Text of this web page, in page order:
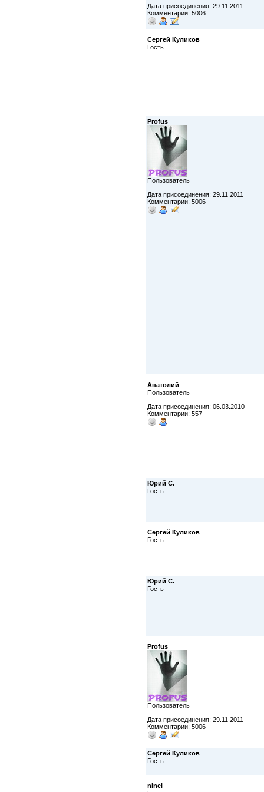
Дата присоединения: 29.11.2011
Комментарии: 5006
Сергей Куликов
Гость
Profus
Пользователь
Дата присоединения: 29.11.2011
Комментарии: 5006
Анатолий
Пользователь
Дата присоединения: 06.03.2010
Комментарии: 557
Юрий С.
Гость
Сергей Куликов
Гость
Юрий С.
Гость
Profus
Пользователь
Дата присоединения: 29.11.2011
Комментарии: 5006
Сергей Куликов
Гость
ninel